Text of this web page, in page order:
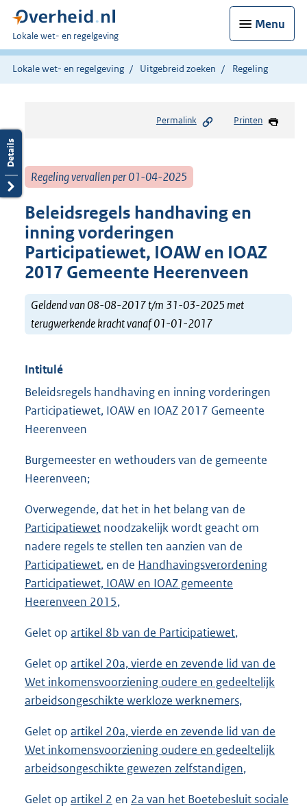
Menu
U
bent
hier:
Lokale wet- en regelgeving
Lokale wet- en regelgeving Uitgebreid zoeken Regeling
Permalink Printen
Regeling vervallen per 01-04-2025
Beleidsregels handhaving en
inning vorderingen
Participatiewet, IOAW en IOAZ
2017 Gemeente Heerenveen
Geldend van 08-08-2017 t/m 31-03-2025 met
terugwerkende kracht vanaf 01-01-2017
Intitulé
Beleidsregels handhaving en inning vorderingen
Participatiewet, IOAW en IOAZ 2017 Gemeente
Heerenveen
Burgemeester en wethouders van de gemeente
Heerenveen;
Overwegende, dat het in het belang van de
Participatiewet noodzakelijk wordt geacht om
nadere regels te stellen ten aanzien van de
Participatiewet, en de Handhavingsverordening
Participatiewet, IOAW en IOAZ gemeente
Heerenveen 2015,
Gelet op artikel 8b van de Participatiewet,
Gelet op artikel 20a, vierde en zevende lid van de
Wet inkomensvoorziening oudere en gedeeltelijk
arbeidsongeschikte werkloze werknemers,
Gelet op artikel 20a, vierde en zevende lid van de
Wet inkomensvoorziening oudere en gedeeltelijk
arbeidsongeschikte gewezen zelfstandigen,
Gelet op artikel 2 en 2a van het Boetebesluit sociale